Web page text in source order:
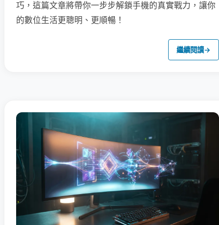
巧，這篇文章將帶你一步步解鎖手機的真實戰力，讓你
的數位生活更聰明、更順暢！
繼續閱讀→